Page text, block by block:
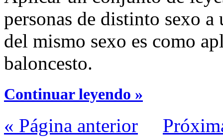
personas de distinto sexo
del mismo sexo es como
baloncesto.
Continuar leyendo »
« Página anterior